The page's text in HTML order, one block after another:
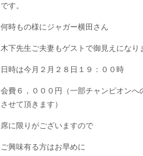
です。
何時もの様にジャガー横田さん
木下先生ご夫妻もゲストで御見えになり
日時は今月２月２８日１９：００時
会費６，０００円（一部チャンピオンへ
させて頂きます）
席に限りがございますので
ご興味有る方はお早めに